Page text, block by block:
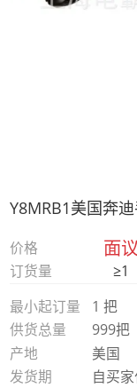
Y8MRB1美国奔
价格 面议
订货量
≥1
最小起订量
1 把
供货总量
999把
产地
美国
发货期
自买